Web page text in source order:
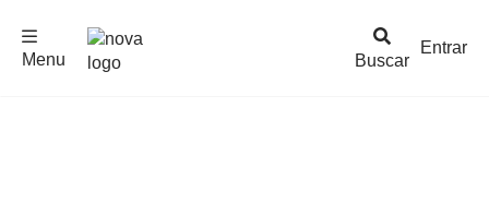
Buscar
Menu
Entrar